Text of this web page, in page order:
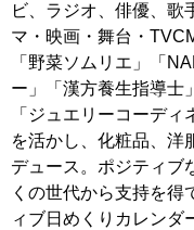
ビ、ラジオ、俳優、歌
マ・映画・舞台・
「野菜ソムリエ」「
ー」「漢方養生指導士
「ジュエリーコーデ
を活かし、化粧品、洋
デュース。ポジティブ
くの世代から支持を得
ィブ日めくりカレンダ